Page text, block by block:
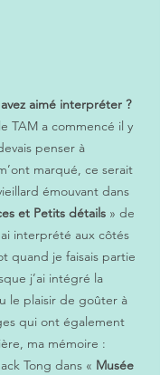
aimé interpréter ?
TAM a commencé il y
penser à
marqué, ce serait
émouvant dans
et Petits détails » de
interprété aux côtés
quand je faisais partie
j’ai intégré la
le plaisir de goûter à
qui ont également
ma mémoire :
Tong dans « Musée